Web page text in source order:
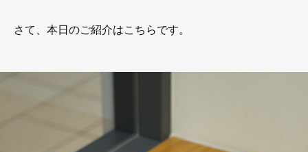
さて、本日のご紹介はこちらです。